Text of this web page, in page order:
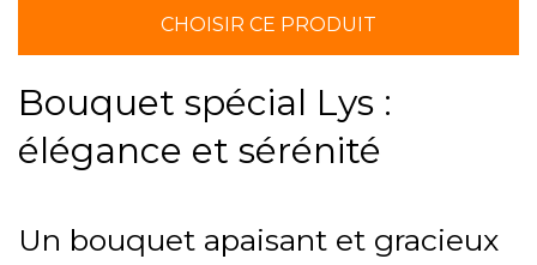
CHOISIR CE PRODUIT
Bouquet spécial Lys :
élégance et sérénité
Un bouquet apaisant et gracieux